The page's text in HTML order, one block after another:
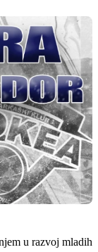
u razvoj mladih